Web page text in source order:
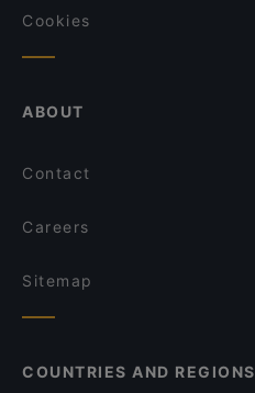
Cookies
ABOUT
Contact
Careers
Sitemap
COUNTRIES AND REGIONS